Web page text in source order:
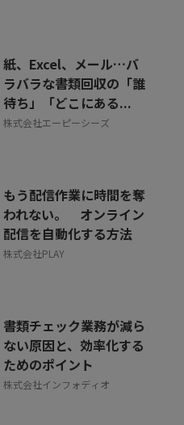
紙、Excel、メール…バ
ラバラな書類回収の「誰
待ち」「どこにある...
株式会社エーピーシーズ
もう配信作業に時間を奪
われない。 オンライン
配信を自動化する方法
株式会社PLAY
書類チェック業務が減ら
ない原因と、効率化する
ためのポイント
株式会社インフォディオ